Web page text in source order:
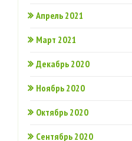
Апрель 2021
Март 2021
Декабрь 2020
Ноябрь 2020
Октябрь 2020
Сентябрь 2020